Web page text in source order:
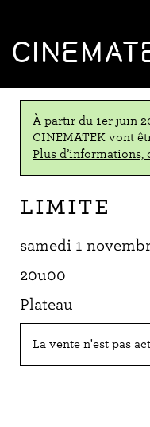
À partir du 1er juin
CINEMATEK vont
Plus d’informations,
Limite
samedi 1
20u00
Plateau
La vente n'est pas